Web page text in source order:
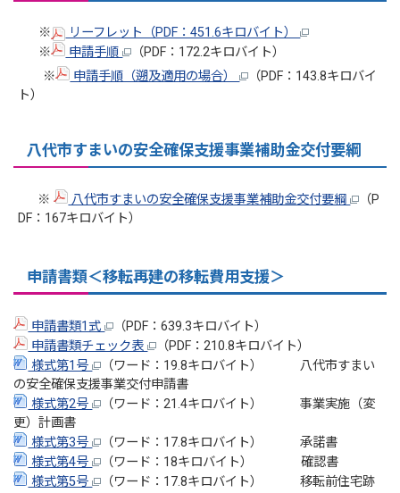
※
リーフレット（PDF：451.6キロバイト）
※
申請手順
（PDF：172.2キロバイト）
※
申請手順（遡及適用の場合）
（PDF：143.8キロバイ
ト）
八代市すまいの安全確保支援事業補助金交付要綱
※ 八代市すまいの安全確保支援事業補助金交付要綱
（P
DF：167キロバイト）
申請書類＜移転再建の移転費用支援＞
申請書類1式
（PDF：639.3キロバイト）
申請書類チェック表
（PDF：210.8キロバイト）
様式第1号
（ワード：19.8キロバイト） 八代市すまい
の安全確保支援事業交付申請書
様式第2号
（ワード：21.4キロバイト） 事業実施（変
更）計画書
様式第3号
（ワード：17.8キロバイト） 承諾書
様式第4号
（ワード：18キロバイト） 確認書
様式第5号
（ワード：17.8キロバイト） 移転前住宅跡